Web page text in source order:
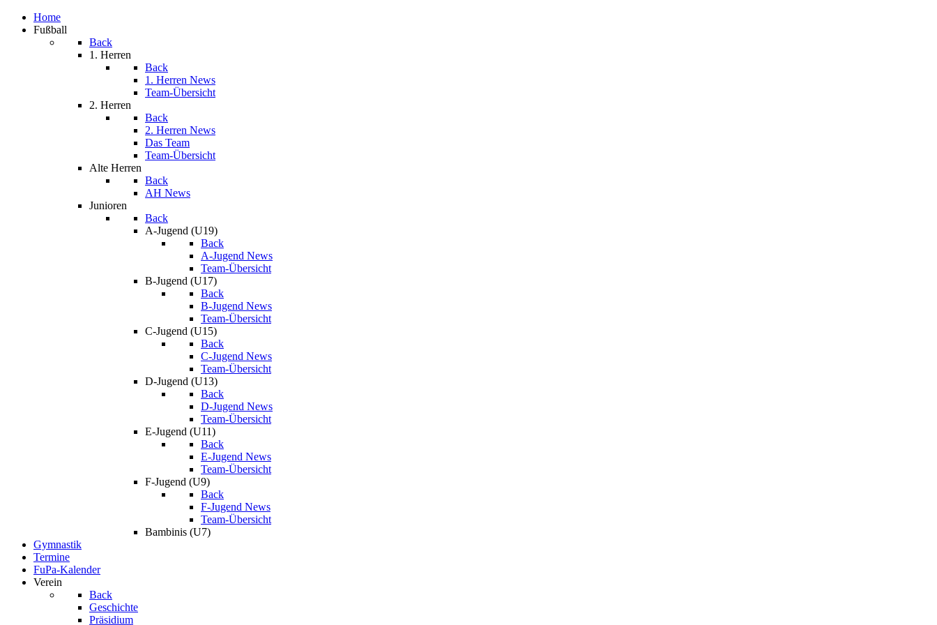
Home
Fußball
Back
1. Herren
Back
1. Herren News
Team-Übersicht
2. Herren
Back
2. Herren News
Das Team
Team-Übersicht
Alte Herren
Back
AH News
Junioren
Back
A-Jugend (U19)
Back
A-Jugend News
Team-Übersicht
B-Jugend (U17)
Back
B-Jugend News
Team-Übersicht
C-Jugend (U15)
Back
C-Jugend News
Team-Übersicht
D-Jugend (U13)
Back
D-Jugend News
Team-Übersicht
E-Jugend (U11)
Back
E-Jugend News
Team-Übersicht
F-Jugend (U9)
Back
F-Jugend News
Team-Übersicht
Bambinis (U7)
Gymnastik
Termine
FuPa-Kalender
Verein
Back
Geschichte
Präsidium